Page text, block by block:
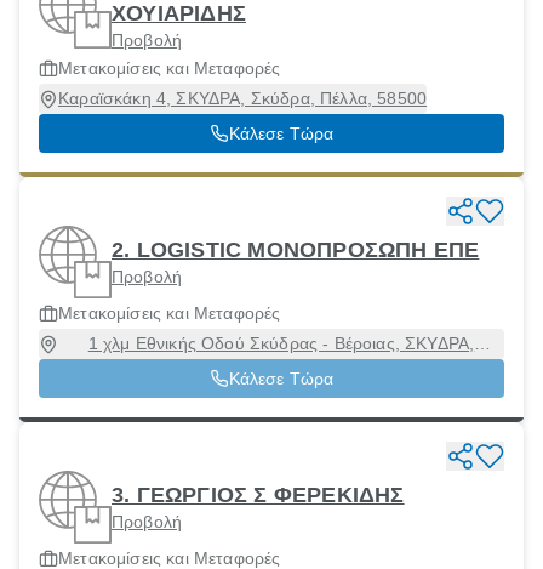
ΧΟΥΙΑΡΙΔΗΣ
Προβολή
Μετακομίσεις και Μεταφορές
Καραϊσκάκη 4, ΣΚΥΔΡΑ, Σκύδρα, Πέλλα, 58500
Κάλεσε Τώρα
2. LOGISTIC ΜΟΝΟΠΡΟΣΩΠΗ ΕΠΕ
Προβολή
Μετακομίσεις και Μεταφορές
1 χλμ Εθνικής Οδού Σκύδρας - Βέροιας, ΣΚΥΔΡΑ,
Σκύδρα, Πέλλα, 58500
Κάλεσε Τώρα
3. ΓΕΩΡΓΙΟΣ Σ ΦΕΡΕΚΙΔΗΣ
Προβολή
Μετακομίσεις και Μεταφορές